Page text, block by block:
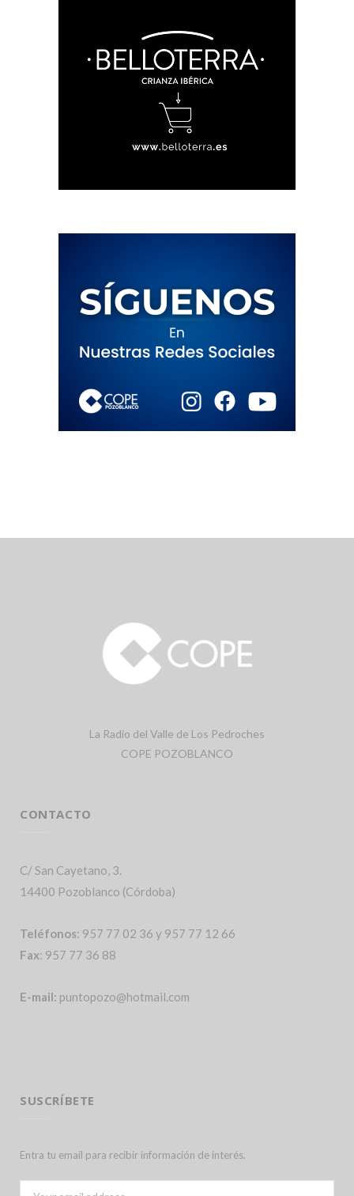
La Radio del Valle de Los Pedroches
COPE POZOBLANCO
CONTACTO
C/ San Cayetano, 3.
14400 Pozoblanco (Córdoba)
Teléfonos: 957 77 02 36 y 957 77 12 66
Fax: 957 77 36 88
E-mail: puntopozo@hotmail.com
SUSCRÍBETE
Entra tu email para recibir información de interés.